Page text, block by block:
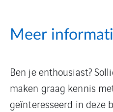
Meer
Ben je enthousiast?
maken graag kennis
geïnteresseerd in deze